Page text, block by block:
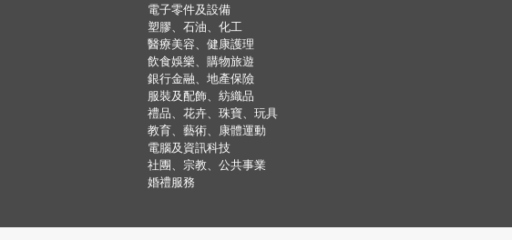
電子零件及設備
塑膠、石油、化工
醫療美容、健康護理
飲食娛樂、購物旅遊
銀行金融、地產保險
服裝及配飾、紡織品
禮品、花卉、珠寶、玩具
教育、藝術、康體運動
電腦及資訊科技
社團、宗教、公共事業
婚禮服務